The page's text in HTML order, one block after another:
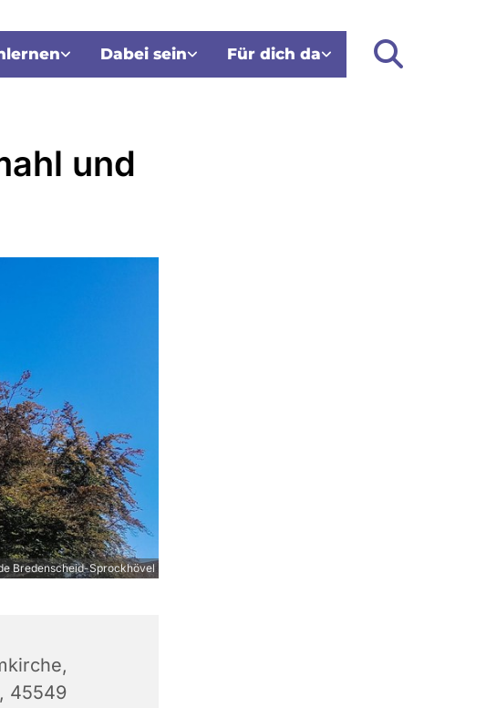
Dabei sein Für dich da
und
Bredenscheid-Sprockhövel
45549